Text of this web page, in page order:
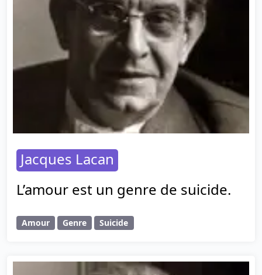
Jacques Lacan
L’amour est un genre de suicide.
Amour Genre Suicide